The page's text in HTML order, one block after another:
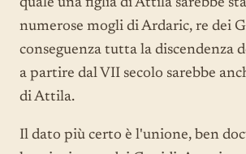
quale una figlia di Attila sarebbe
numerose mogli di Ardaric, re dei
conseguenza tutta la discendenza
a partire dal VII secolo sarebbe
di Attila.
Il dato più certo è l'unione, ben